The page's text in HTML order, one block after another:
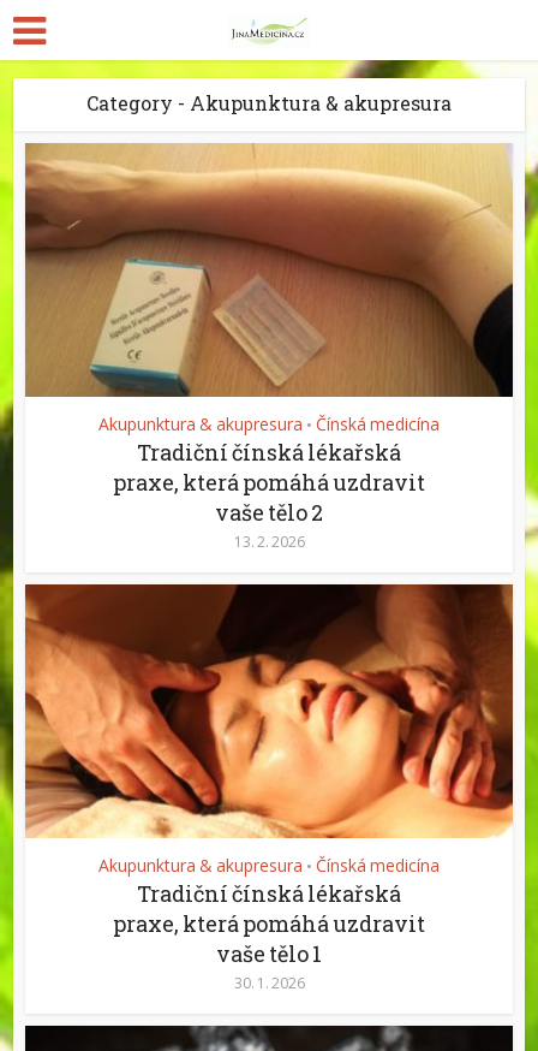
Category - Akupunktura & akupresura
Akupunktura & akupresura • Čínská medicína
Tradiční čínská lékařská
praxe, která pomáhá uzdravit
vaše tělo 2
13. 2. 2026
Akupunktura & akupresura • Čínská medicína
Tradiční čínská lékařská
praxe, která pomáhá uzdravit
vaše tělo 1
30. 1. 2026